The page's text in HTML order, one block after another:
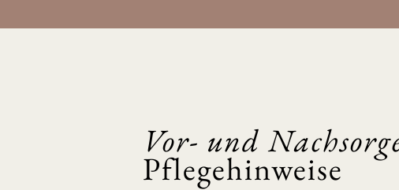
Vor- und
Pflegehinweise